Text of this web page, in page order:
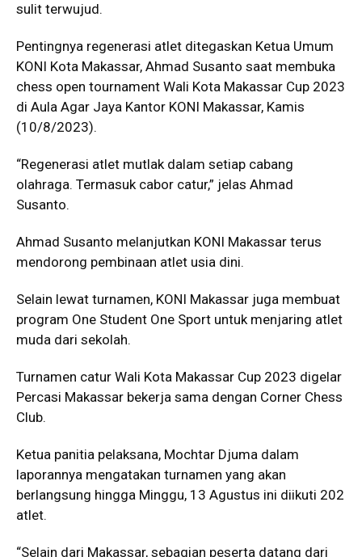
sulit terwujud.
Pentingnya regenerasi atlet ditegaskan Ketua Umum
KONI Kota Makassar, Ahmad Susanto saat membuka
chess open tournament Wali Kota Makassar Cup 2023
di Aula Agar Jaya Kantor KONI Makassar, Kamis
(10/8/2023).
“Regenerasi atlet mutlak dalam setiap cabang
olahraga. Termasuk cabor catur,” jelas Ahmad
Susanto.
Ahmad Susanto melanjutkan KONI Makassar terus
mendorong pembinaan atlet usia dini.
Selain lewat turnamen, KONI Makassar juga membuat
program One Student One Sport untuk menjaring atlet
muda dari sekolah.
Turnamen catur Wali Kota Makassar Cup 2023 digelar
Percasi Makassar bekerja sama dengan Corner Chess
Club.
Ketua panitia pelaksana, Mochtar Djuma dalam
laporannya mengatakan turnamen yang akan
berlangsung hingga Minggu, 13 Agustus ini diikuti 202
atlet.
“Selain dari Makassar, sebagian peserta datang dari